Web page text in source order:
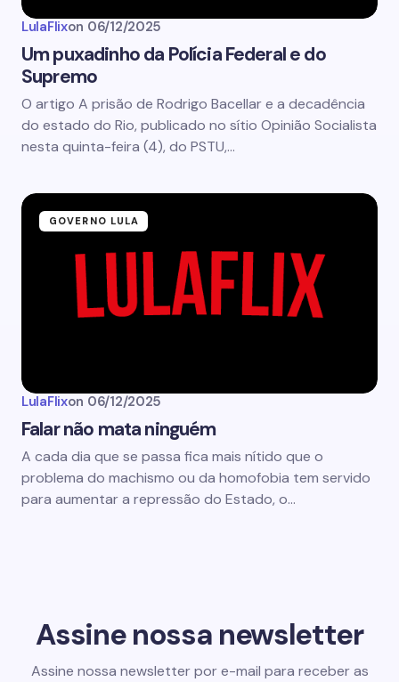
LulaFlixon 06/12/2025
Um puxadinho da Polícia Federal e do
Supremo
O artigo A prisão de Rodrigo Bacellar e a decadência
do estado do Rio, publicado no sítio Opinião Socialista
nesta quinta-feira (4), do PSTU,…
GOVERNO LULA
LulaFlixon 06/12/2025
Falar não mata ninguém
A cada dia que se passa fica mais nítido que o
problema do machismo ou da homofobia tem servido
para aumentar a repressão do Estado, o…
Assine nossa newsletter
Assine nossa newsletter por e-mail para receber as